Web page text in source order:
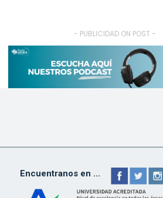
- PUBLICIDAD ON POST -
Encuentranos en ...